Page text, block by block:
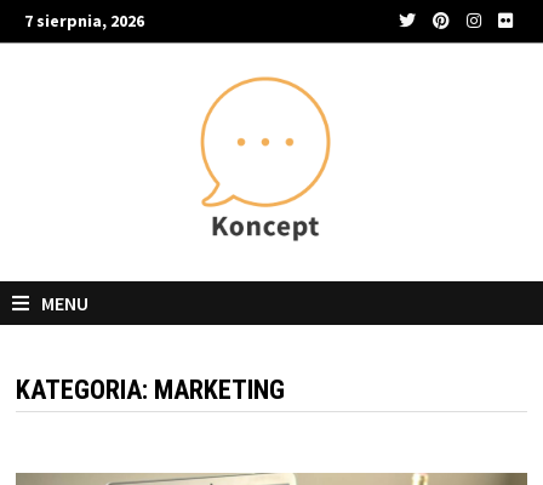
Skip
to
7 sierpnia, 2026
MENU
KATEGORIA: MARKETING